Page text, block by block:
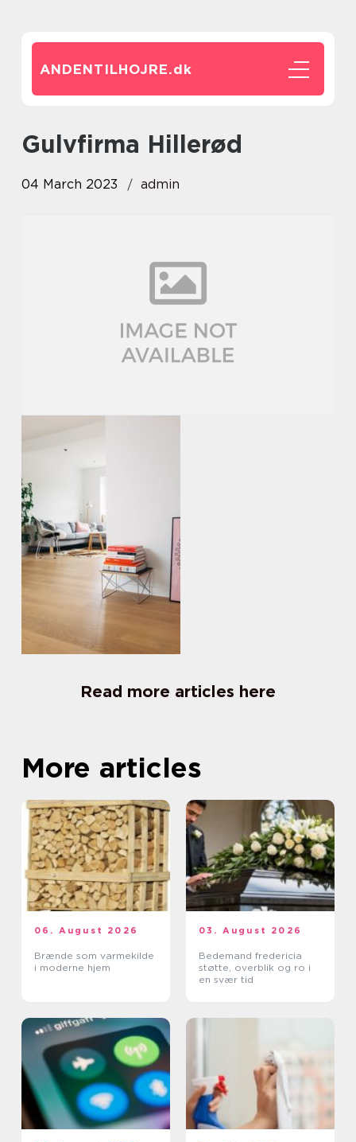
ANDENTILHOJRE.dk
Gulvfirma Hillerød
04 March 2023 admin
Read more articles here
More articles
06. August 2026
Brænde som varmekilde
i moderne hjem
03. August 2026
Bedemand fredericia
støtte, overblik og ro i
en svær tid